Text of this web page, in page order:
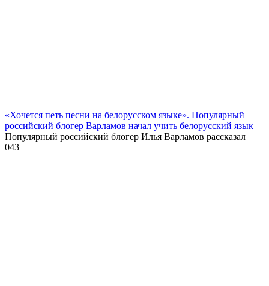
«Хочется петь песни на белорусском языке». Популярный
российский блогер Варламов начал учить белорусский язык
Популярный российский блогер Илья Варламов рассказал
043